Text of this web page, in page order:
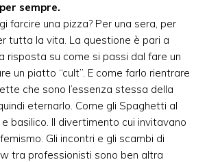
sempre.
farcire una pizza? Per una sera, per
tutta la vita. La questione è pari a
risposta su come si passi dal fare un
un piatto “cult”. E come farlo rientrare
che sono l’essenza stessa della
eternarlo. Come gli Spaghetti al
basilico. Il divertimento cui invitavano
Gli incontri e gli scambi di
tra professionisti sono ben altra